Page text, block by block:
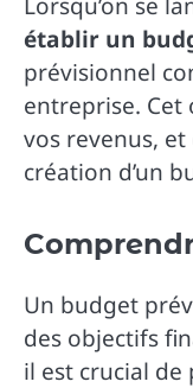
établir un
prévisionnel
entreprise. Cet
vos revenus,
création d’un
Un budget
des objectifs
il est crucial